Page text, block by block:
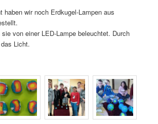
haben wir noch Erdkugel-Lampen aus
sie von einer LED-Lampe beleuchtet. Durch
Licht.